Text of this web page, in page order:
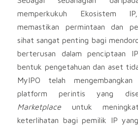
memperkukuh Ekosistem
memastikan permintaan dan
sihat sangat penting bagi
berterusan dalam penciptaan
bentuk pengetahuan dan aset
MyIPO telah mengembangkan
platform perintis yang
Marketplace untuk
keterlihatan bagi pemilik IP